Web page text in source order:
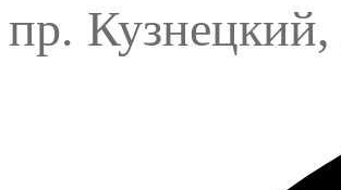
пр.